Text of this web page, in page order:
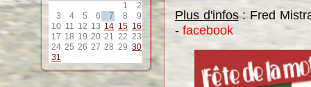
1
2
3
4 5 6 7 8
9
10 11 12 13 14 15 16
17 18 19 20 21 22 23
24 25 26 27 28 29 30
31
Plus d'infos: Fred
- facebook